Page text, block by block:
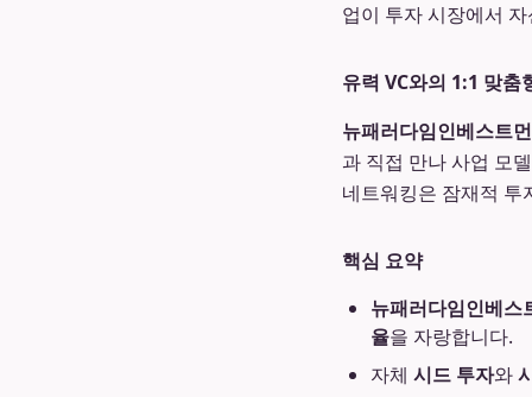
업이 투자 시장에서
유력 VC와의 1:1 맞춤
뉴패러다임인베스트
과 직접 만나 사업 모
네트워킹은 잠재적 투
핵심 요약
뉴패러다임인베스
율을 자랑합니다.
자체 시드 투자와